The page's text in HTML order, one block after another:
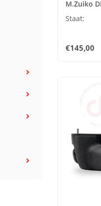
M.Zuiko
Staat:
€145,00